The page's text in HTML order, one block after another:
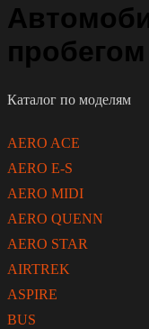
Каталог по моделям
AERO ACE
AERO E-S
AERO MIDI
AERO QUENN
AERO STAR
AIRTREK
ASPIRE
BUS